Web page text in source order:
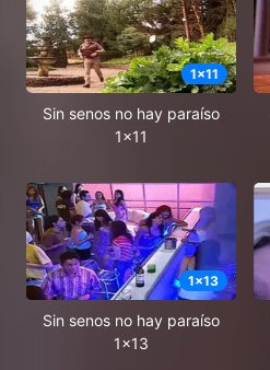
1x11
Sin senos no hay paraíso
1x11
1x13
Sin senos no hay paraíso
1x13